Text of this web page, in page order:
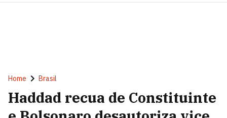
Home Brasil
Haddad recua de Constituinte